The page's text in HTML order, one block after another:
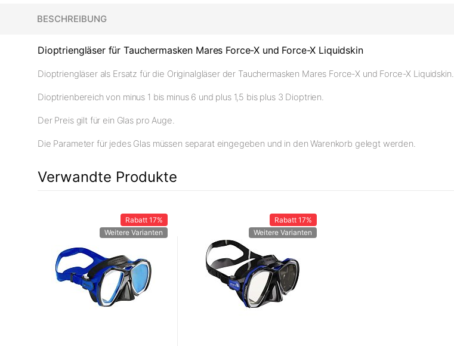
BESCHREIBUNG
Dioptriengläser für Tauchermasken Mares Force-X und Force-X Liquidskin
Dioptriengläser als Ersatz für die Originalgläser der Tauchermasken Mares Force-X und Force-X Liquidskin.
Dioptrienbereich von minus 1 bis minus 6 und plus 1,5 bis plus 3 Dioptrien.
Der Preis gilt für ein Glas pro Auge.
Die Parameter für jedes Glas müssen separat eingegeben und in den Warenkorb gelegt werden.
Verwandte Produkte
Rabatt 17%
Weitere Varianten
Rabatt 17%
Weitere Varianten